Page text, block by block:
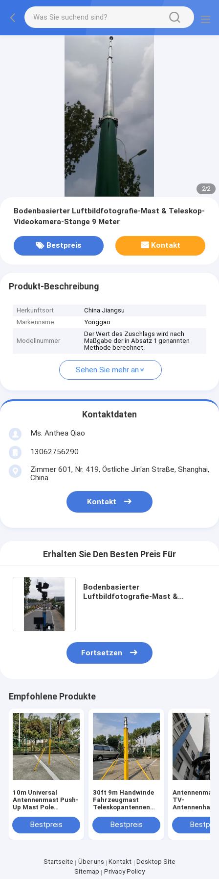
2/2
Bodenbasierter Luftbildfotografie-Mast & Teleskop-
Videokamera-Stange 9 Meter
Bestpreis Kontakt
Produkt-Beschreibung
Herkunftsort
China Jiangsu
Markenname
Yonggao
Modellnummer
Der Wert des Zuschlags wird nach
Maßgabe der in Absatz 1 genannten
Methode berechnet.
Sehen Sie mehr an
Kontaktdaten
Ms. Anthea Qiao
13062756290
Zimmer 601, Nr. 419, Östliche Jin'an Straße, Shanghai,
China
Kontakt
Erhalten Sie Den Besten Preis Für
Bodenbasierter
Luftbildfotografie-Mast &
Fortsetzen
Empfohlene Produkte
10m Universal
Antennenmast Push-
Up Mast Pole
Leichtgewicht
Antennenmast Pole
Bestpreis
30ft 9m Handwinde
Fahrzeugmast
Teleskopantennenmast
Stahlplattenstand
tragbar
Bestpreis
TV-
Teleskop-
Startseite Über uns Kontakt
Desktop Site
Sitemap
Privacy Policy